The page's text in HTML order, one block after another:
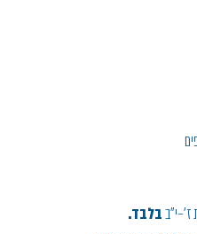
ז'–י"בבלבד.